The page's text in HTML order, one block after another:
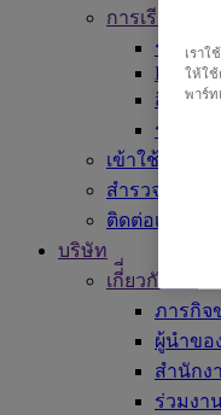
การเรียนรูู้
รับการ
สื่อส่งเ
รายการ
เข้าใช้งาน
สำรวจผลิตภั
ติดต่อเรา
บริษัท
เกี่ี่ยวกับเรา
ภารกิจ
ผู้นำขอ
สำนักง
ร่วมงา
เราใ
ให้ใช้
พาร์ท